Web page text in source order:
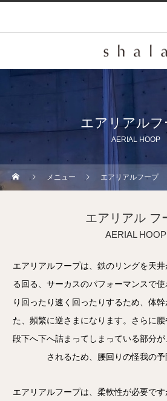
エアリアルフ
AERIAL HOOP
メニュー エアリアルフープ
エアリアル フ
AERIAL HOOP
エアリアルフープは、鉄のリングを天
る回る、サーカスのパフォーマンスで
り回ったり速く回ったりするため、体
た、頻繁に逆さまになります。さらに
段下へ下へ詰まってしまっている部分
されるため、腰回りの怪我の予
エアリアルフープは、柔軟性が必要で